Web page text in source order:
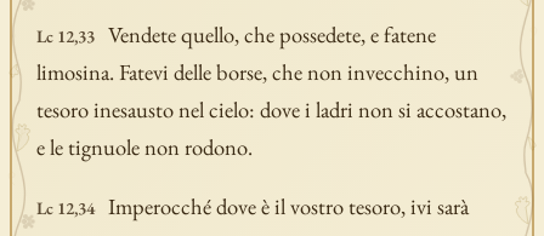
Lc 12,33
Vendete quello, che possedete, e fatene
limosina. Fatevi delle borse, che non invecchino, un
tesoro inesausto nel cielo: dove i ladri non si accostano,
e le tignuole non rodono.
Lc 12,34
Imperocché dove è il vostro tesoro, ivi sarà